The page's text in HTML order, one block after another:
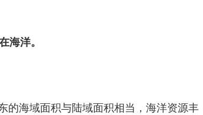
海洋。
的海域面积与陆域面积相当，海洋资源丰